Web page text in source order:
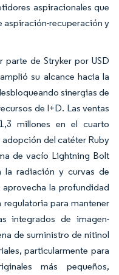
aspiracionales que
recuperación y
de Stryker por USD
su alcance hacia la
sinergias de
de I+D. Las ventas
millones en el cuarto
adopción del catéter Ruby
de vacío Lightning Bolt
la radiación y curvas de
la profundidad
para mantener
integrados de imagen-
de suministro de nitinol
particularmente para
más pequeños,